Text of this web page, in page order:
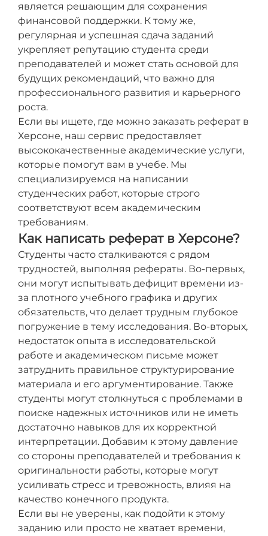
является решающим для сохранения
финансовой поддержки. К тому же,
регулярная и успешная сдача заданий
укрепляет репутацию студента среди
преподавателей и может стать основой для
будущих рекомендаций, что важно для
профессионального развития и карьерного
роста.
Если вы ищете, где можно заказать реферат в
Херсоне, наш сервис предоставляет
высококачественные академические услуги,
которые помогут вам в учебе. Мы
специализируемся на написании
студенческих работ, которые строго
соответствуют всем академическим
требованиям.
Как написать реферат в Херсоне?
Студенты часто сталкиваются с рядом
трудностей, выполняя рефераты. Во-первых,
они могут испытывать дефицит времени из-
за плотного учебного графика и других
обязательств, что делает трудным глубокое
погружение в тему исследования. Во-вторых,
недостаток опыта в исследовательской
работе и академическом письме может
затруднить правильное структурирование
материала и его аргументирование. Также
студенты могут столкнуться с проблемами в
поиске надежных источников или не иметь
достаточно навыков для их корректной
интерпретации. Добавим к этому давление
со стороны преподавателей и требования к
оригинальности работы, которые могут
усиливать стресс и тревожность, влияя на
качество конечного продукта.
Если вы не уверены, как подойти к этому
заданию или просто не хватает времени,